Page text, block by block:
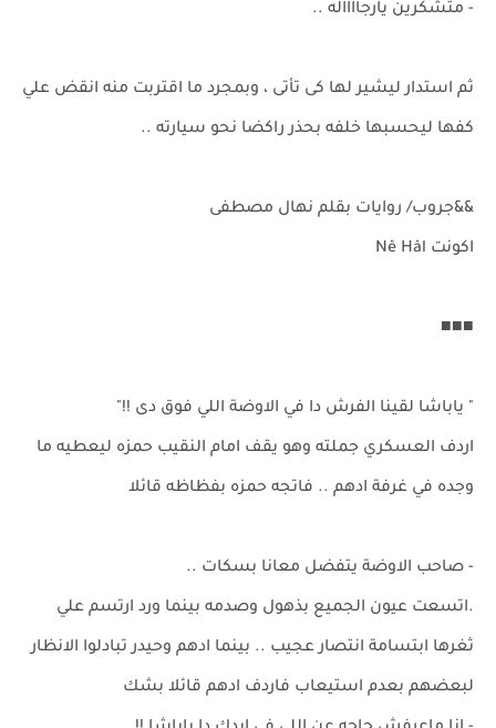
- متشكرين يارجااااله ..
ثم استدار ليشير لها كى تأتى ، وبمجرد ما اقتربت منه انقض علي
كفها ليحسبها خلفه بحذر راكضا نحو سيارته ..
&&جروب/ روايات بقلم نهال مصطفى
اكونت Nê Hâl
■■■
" ياباشا لقينا الفرش دا في الاوضة اللي فوق دى !!"
اردف العسكري جملته وهو يقف امام النقيب حمزه ليعطيه ما
وجده في غرفة ادهم .. فاتجه حمزه بفظاظه قائلا
- صاحب الاوضة يتفضل معانا بسكات ..
.اتسعت عيون الجميع بذهول وصدمه بينما ورد ارتسم علي
ثغرها ابتسامة انتصار عجيب .. بينما ادهم وحيدر تبادلوا الانظار
لبعضهم بعدم استيعاب فاردف ادهم قائلا بشك